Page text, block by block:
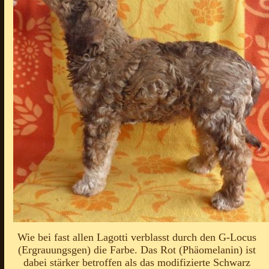
Wie bei fast allen Lagotti verblasst durch den G-Locus
(Ergrauungsgen) die Farbe. Das Rot (Phäomelanin) ist
dabei stärker betroffen als das modifizierte Schwarz